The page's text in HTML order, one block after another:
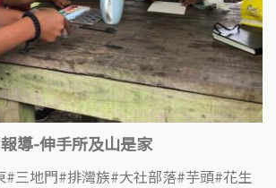
導-伸手所及山是家
三地門 排灣族 大社部落 芋頭 花生